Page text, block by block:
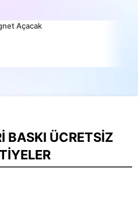
Açacak
BASKI ÜCRETSIZ